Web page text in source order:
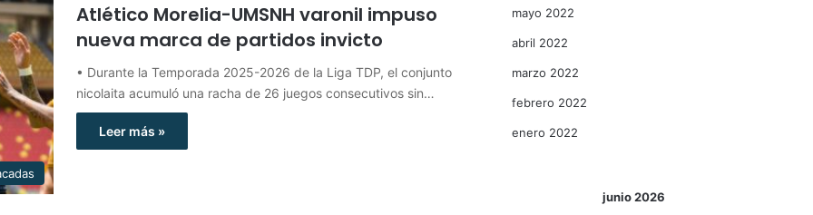
Atlético Morelia-UMSNH varonil impuso
nueva marca de partidos invicto
• Durante la Temporada 2025-2026 de la Liga TDP, el conjunto
nicolaita acumuló una racha de 26 juegos consecutivos sin…
Leer más »
mayo 2022
abril 2022
marzo 2022
febrero 2022
enero 2022
junio 2026